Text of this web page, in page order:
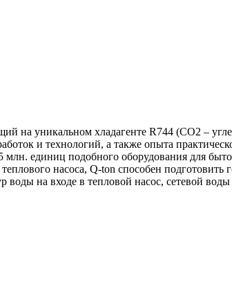
уникальном хладагенте R744 (CO2 –
и технологий, а также опыта
млн. единиц подобного оборудования для
насоса, Q-ton способен подготовить
на входе в тепловой насос, сетевой воды